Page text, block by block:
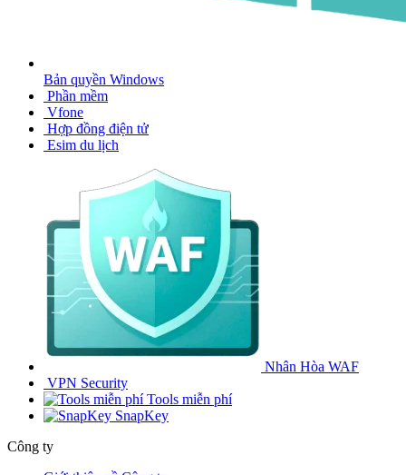
Bản quyền Windows
Phần mềm
Vfone
Hợp đồng điện tử
Esim du lịch
Nhân Hòa WAF
VPN Security
Tools miễn phí
SnapKey
Công ty